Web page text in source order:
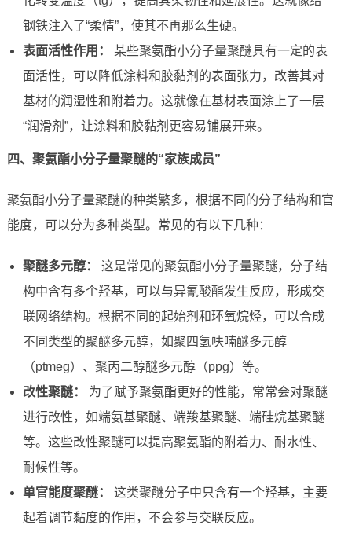
钢铁注入了“柔情”，使其不再那么生硬。
表面活性作用：
某些聚氨酯小分子量聚醚具有一定的表
面活性，可以降低涂料和胶黏剂的表面张力，改善其对
基材的润湿性和附着力。这就像在基材表面涂上了一层
“润滑剂”，让涂料和胶黏剂更容易铺展开来。
四、聚氨酯小分子量聚醚的“家族成员”
聚氨酯小分子量聚醚的种类繁多，根据不同的分子结构和官
能度，可以分为多种类型。常见的有以下几种：
聚醚多元醇：
这是常见的聚氨酯小分子量聚醚，分子结
构中含有多个羟基，可以与异氰酸酯发生反应，形成交
联网络结构。根据不同的起始剂和环氧烷烃，可以合成
不同类型的聚醚多元醇，如聚四氢呋喃醚多元醇
（ptmeg）、聚丙二醇醚多元醇（ppg）等。
改性聚醚：
为了赋予聚氨酯更好的性能，常常会对聚醚
进行改性，如端氨基聚醚、端羧基聚醚、端硅烷基聚醚
等。这些改性聚醚可以提高聚氨酯的附着力、耐水性、
耐候性等。
单官能度聚醚：
这类聚醚分子中只含有一个羟基，主要
起着调节黏度的作用，不会参与交联反应。